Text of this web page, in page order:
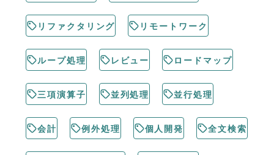
リファクタリング リモートワーク
ループ処理 レビュー ロードマップ
三項演算子 並列処理 並行処理
会計 例外処理 個人開発 全文検索